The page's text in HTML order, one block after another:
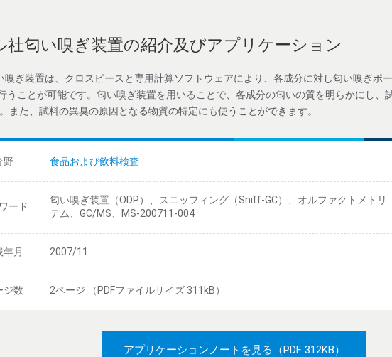
社匂い嗅ぎ装置の紹介及びアプリケーション
嗅ぎ装置は、クロスピースと専用計算ソフトウェアにより、各成分に対し匂い嗅ぎポ
うことが可能です。匂い嗅ぎ装置を用いることで、各成分の匂いの質を明らかにし、
また、試料の異臭の原因となる物質の特定にも使うことができます。
野 食品および飲料検査
ード
匂い嗅ぎ装置（ODP）、スニッフィング（Sniff-GC）、オルファクトメトリ
テム、GC/MS、MS-200711-004
年月 2007/11
ジ数 2ページ （PDFファイルサイズ 311kB）
アプリケーションノートを見る （PDF 312KB）